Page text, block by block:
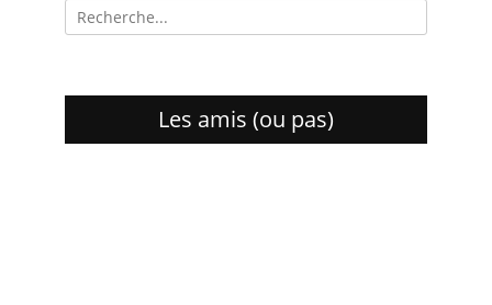
e
e
c
Les amis (ou pas)